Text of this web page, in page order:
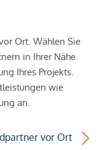
Ort. Wählen Sie
in Ihrer Nähe
Ihres Projekts.
wie
an.
vor Ort